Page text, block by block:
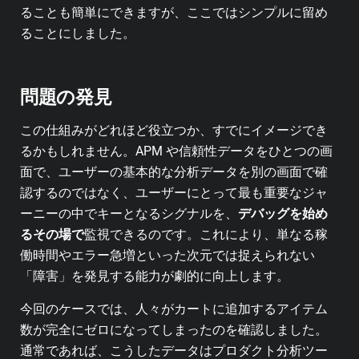
ることも簡単にできますが、ここではシンプルに留め
ることにしました。
問題の発見
この仕組みがどれほど役立つか、すでにイメージでき
るかもしれません。APM や信頼性データをひとつの画
面で、ユーザーの基本的な分析データを別の画面で確
認するのではなく、ユーザーにとって最も重要なジャ
ーニーの中でキーとなるシグナルを、 デバッグを始め
るその場で監視できるのです。これにより、単なる稼
働時間やエラー急増といった次元では捉えられない
「障害」を発見する能力が劇的に向上します。
今回のケースでは、人々がカートに追加するアイテム
数が完全にゼロになってしまったのを確認しました。
通常であれば、こうしたデータはプロダクト分析ツー